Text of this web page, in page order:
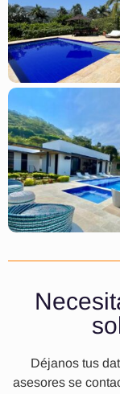
Déjanos tus
asesores se